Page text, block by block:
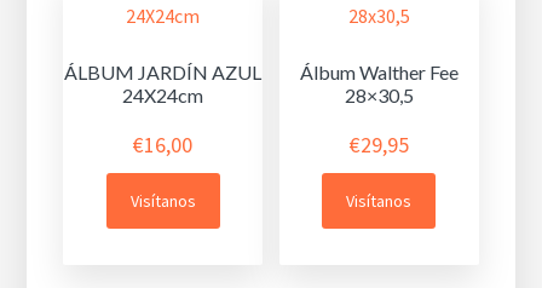
ÁLBUM JARDÍN AZUL
24X24cm
€16,00
Visítanos
Álbum Walther Fee
28×30,5
€29,95
Visítanos